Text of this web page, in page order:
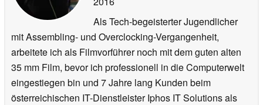
Als Tech-begeisterter Jugendlicher
mit Assembling- und Overclocking-Vergangenheit,
arbeitete ich als Filmvorführer noch mit dem guten alten
35 mm Film, bevor ich professionell in die Computerwelt
eingestiegen bin und 7 Jahre lang Kunden beim
österreichischen IT-Dienstleister Iphos IT Solutions als